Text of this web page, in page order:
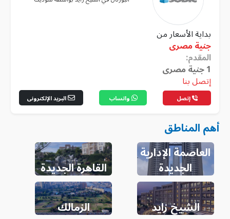
بداية الأسعار من
جنية مصرى
المقدم:
1 جنية مصرى
إتصل بنا
إتصل واتساب البريد الإلكترونى
أهم المناطق
العاصمة الإدارية
الجديدة
القاهرة الجديدة
الشيخ زايد الزمالك